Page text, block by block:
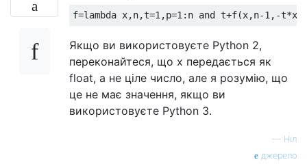
Якщо ви використовуєте Python 2,
переконайтеся, що x передається як
float, а не ціле число, але я розумію, що
це не має значення, якщо ви
використовуєте Python 3.
— Ніл
джерело